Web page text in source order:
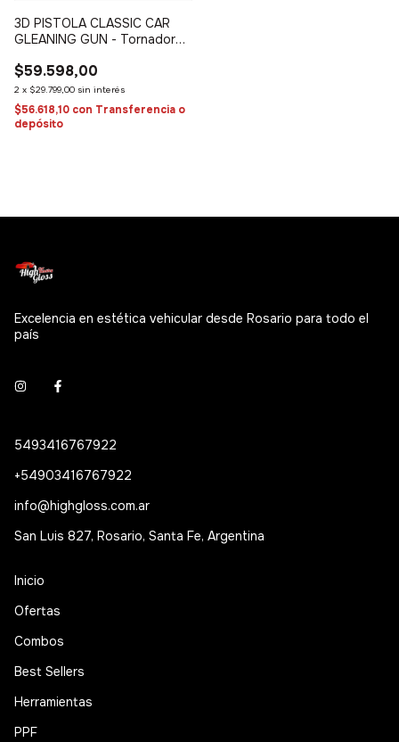
3D PISTOLA CLASSIC CAR
GLEANING GUN - Tornador
$59.598,00
2 x $29.799,00 sin interés
$56.618,10 con Transferencia o
depósito
Excelencia en estética vehicular desde Rosario para todo el
país
5493416767922
+54903416767922
info@highgloss.com.ar
San Luis 827, Rosario, Santa Fe, Argentina
Inicio
Ofertas
Combos
Best Sellers
Herramientas
PPF